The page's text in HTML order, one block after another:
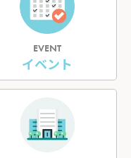
EVENT
イベント